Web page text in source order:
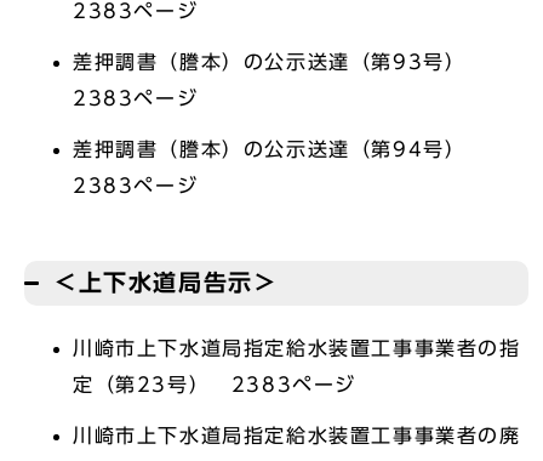
2383ページ
差押調書（謄本）の公示送達（第93号）
2383ページ
差押調書（謄本）の公示送達（第94号）
2383ページ
＜上下水道局告示＞
川崎市上下水道局指定給水装置工事事業者の指
定（第23号） 2383ページ
川崎市上下水道局指定給水装置工事事業者の廃